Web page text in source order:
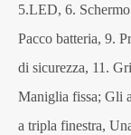
5.LED, 6.
Pacco batteria, 9.
di sicurezza, 11.
Maniglia fissa; Gli
a tripla finestra,